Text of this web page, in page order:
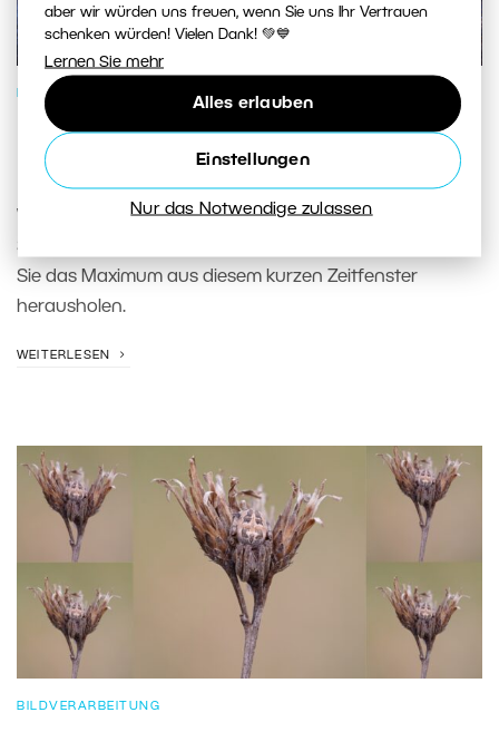
aber wir würden uns freuen, wenn Sie uns Ihr Vertrauen
schenken würden! Vielen Dank! 💚💙
Lernen Sie mehr
Alles erlauben
Einstellungen
Nur das Notwendige zulassen
FOTOSCHULE
Blaue Stunde: So machen Sie das
Beste aus ihr
Wir zeigen Ihnen, wie Sie während der blauen Stunde
Stadt, Landschaft und Porträts fotografieren und wie
Sie das Maximum aus diesem kurzen Zeitfenster
herausholen.
WEITERLESEN
BILDVERARBEITUNG